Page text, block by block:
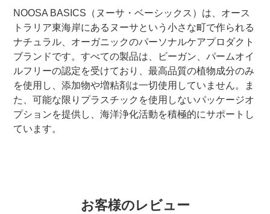
NOOSA BASICS（ヌーサ・ベーシックス）は、オース
トラリア東海岸にあるヌーサという小さな町で作られる
ナチュラル、オーガニックのパーソナルケアプロダクト
ブランドです。すべての製品は、ビーガン、パームオイ
ルフリーの認定を受けており、最高品質の植物成分のみ
を使用し、添加物や増粘剤は一切使用していません。ま
た、可能な限りプラスチックを使用しないパッケージオ
プションを提供し、海洋浄化活動を積極的にサポートし
ています。
お客様のレビュー